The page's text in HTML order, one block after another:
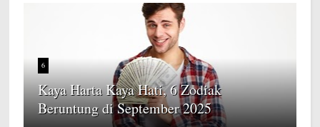
6
Kaya Harta Kaya Hati, 6 Zodiak
Beruntung di September 2025